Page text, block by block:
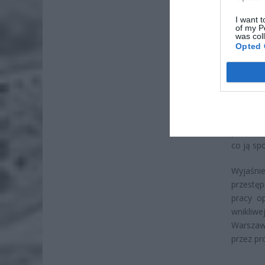
I want
of my
was
Opted
7
Auto
co ją
pracy
przez